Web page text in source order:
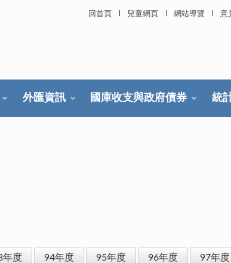
回首頁 兒童網頁 網站導覽 意
外匯資訊 國庫收支與政府債券 統
年度 94年度 95年度 96年度 97年度